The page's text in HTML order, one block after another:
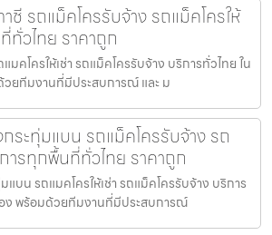
าชี รถแม็คโครรับจ้าง รถแม็คโครให้
ทั่วไทย ราคาถูก
มคโครให้เช่า รถแม็คโครรับจ้าง บริการทั่วไทย ใน
วยทีมงานที่มีประสบการณ์ และ ม
ระทุ่มแบน รถแม็คโครรับจ้าง รถ
การทุกพื้นที่ทั่วไทย ราคาถูก
แบน รถแมคโครให้เช่า รถแม็คโครรับจ้าง บริการ
อง พร้อมด้วยทีมงานที่มีประสบการณ์